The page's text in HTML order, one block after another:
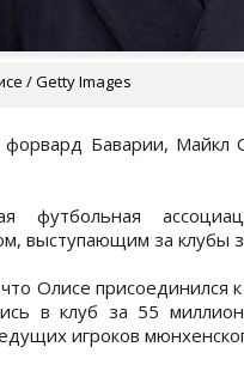
/ Getty Images
Баварии, Майкл
футбольная
выступающим за клубы
Олисе присоединился
в клуб за 55
игроков